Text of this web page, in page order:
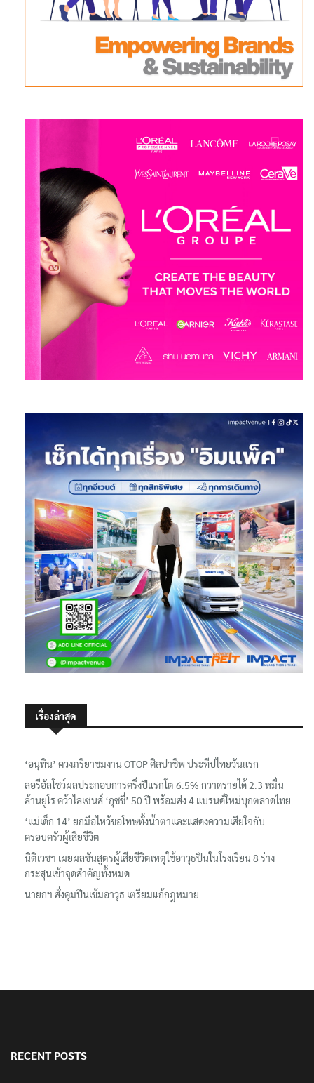
เรื่องล่าสุด
‘อนุทิน’ ควงภริยาชมงาน OTOP ศิลปาชีพ ประทีปไทยวันแรก
ลอรีอัลโชว์ผลประกอบการครึ่งปีแรกโต 6.5% กวาดรายได้ 2.3 หมื่น
ล้านยูโร คว้าไลเซนส์ ‘กุชชี่’ 50 ปี พร้อมส่ง 4 แบรนด์ใหม่บุกตลาดไทย
‘แม่เด็ก 14’ ยกมือไหว้ขอโทษทั้งน้ำตาและแสดงความเสียใจกับ
ครอบครัวผู้เสียชีวิต
นิติเวชฯ เผยผลชันสูตรผู้เสียชีวิตเหตุใช้อาวุธปืนในโรงเรียน 8 ร่าง
กระสุนเข้าจุดสำคัญทั้งหมด
นายกฯ สั่งคุมปืนเข้มอาวุธ เตรียมแก้กฎหมาย
RECENT POSTS